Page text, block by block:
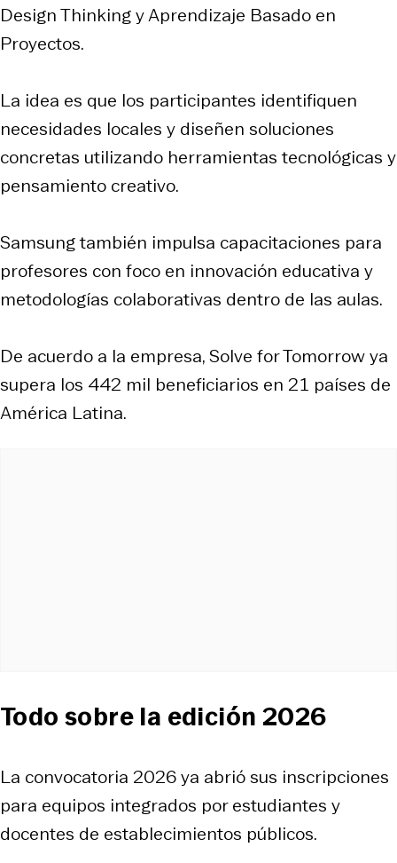
Design Thinking y Aprendizaje Basado en
Proyectos.
La idea es que los participantes identifiquen
necesidades locales y diseñen soluciones
concretas utilizando herramientas tecnológicas y
pensamiento creativo.
Samsung también impulsa capacitaciones para
profesores con foco en innovación educativa y
metodologías colaborativas dentro de las aulas.
De acuerdo a la empresa, Solve for Tomorrow ya
supera los 442 mil beneficiarios en 21 países de
América Latina.
Todo sobre la edición 2026
La convocatoria 2026 ya abrió sus inscripciones
para equipos integrados por estudiantes y
docentes de establecimientos públicos.